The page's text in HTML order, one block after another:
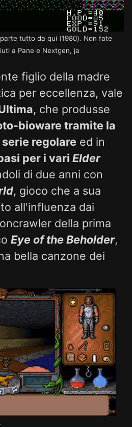
tutto da qui (1980). Non fate
a Pane e Nextgen, ja
figlio della madre
per eccellenza, vale
, che produsse
bioware tramite la
regolare ed in
per i vari Elder
di due anni con
, gioco che a sua
all'influenza dai
della prima
Eye of the Beholder,
bella canzone dei